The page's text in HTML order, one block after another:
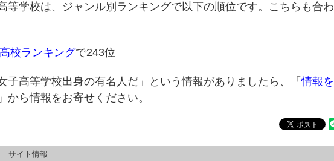
等学校は、ジャンル別ランキングで以下の順位です。こちらも合わ
校ランキングで243位
子高等学校出身の有名人だ」という情報がありましたら、「情報を
」から情報をお寄せください。
サイト情報